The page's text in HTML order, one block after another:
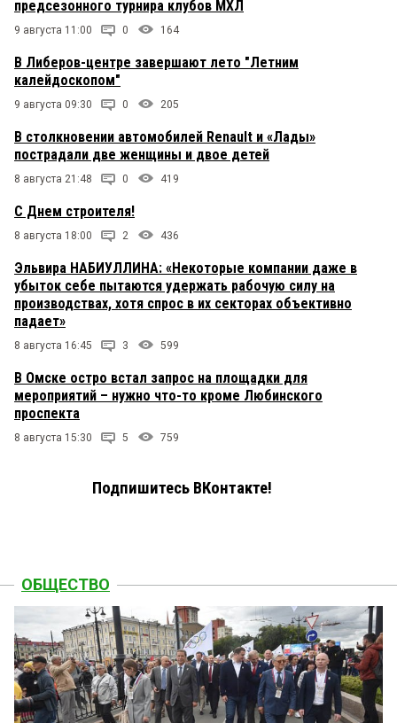
предсезонного турнира клубов МХЛ
9 августа 11:00 0 164
В Либеров-центре завершают лето "Летним
калейдоскопом"
9 августа 09:30 0 205
В столкновении автомобилей Renault и «Лады»
пострадали две женщины и двое детей
8 августа 21:48 0 419
С Днем строителя!
8 августа 18:00 2 436
Эльвира НАБИУЛЛИНА: «Некоторые компании даже в
убыток себе пытаются удержать рабочую силу на
производствах, хотя спрос в их секторах объективно
падает»
8 августа 16:45 3 599
В Омске остро встал запрос на площадки для
мероприятий – нужно что-то кроме Любинского
проспекта
8 августа 15:30 5 759
Подпишитесь ВКонтакте!
ОБЩЕСТВО